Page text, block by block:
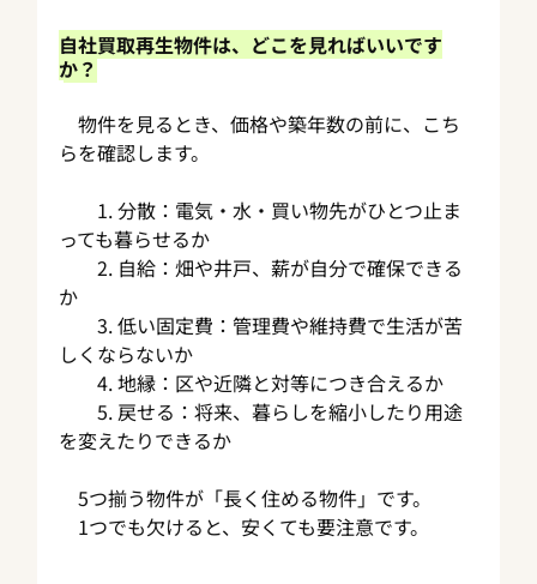
自社買取再生物件は、どこを見ればいいです
か？
物件を見るとき、価格や築年数の前に、こち
らを確認します。
1. 分散：電気・水・買い物先がひとつ止ま
っても暮らせるか
2. 自給：畑や井戸、薪が自分で確保できる
か
3. 低い固定費：管理費や維持費で生活が苦
しくならないか
4. 地縁：区や近隣と対等につき合えるか
5. 戻せる：将来、暮らしを縮小したり用途
を変えたりできるか
5つ揃う物件が「長く住める物件」です。
1つでも欠けると、安くても要注意です。